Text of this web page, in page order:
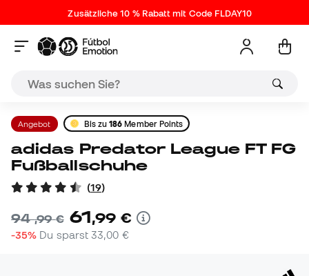
Zusätzliche 10 % Rabatt mit Code FLDAY10
Angebot Bis zu186 Member Points
adidas Predator League FT FG
Fußballschuhe
(19)
94,99 € 61,99 €
-35% Du sparst33,00 €